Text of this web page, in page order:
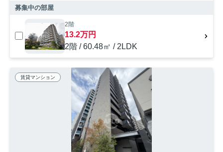
募集中の部屋
2階
13.2万円
2階 / 60.48㎡ / 2LDK
賃貸マンション